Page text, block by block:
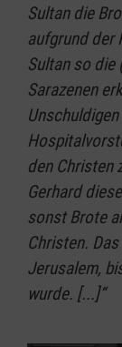
Sultan die
aufgrund der
Sultan so
Sarazenen
den Christen
Gerhard
sonst Brote
Christen.
Jerusalem,
wurde. [...]“